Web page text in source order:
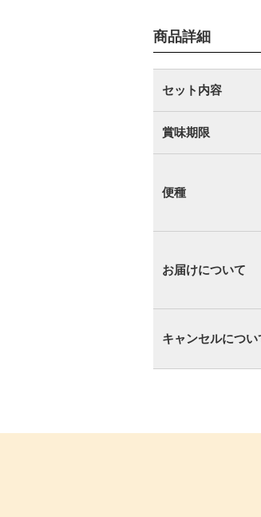
商品詳細
セット内容
賞味期限
便種
お届けについて
キャンセルについ